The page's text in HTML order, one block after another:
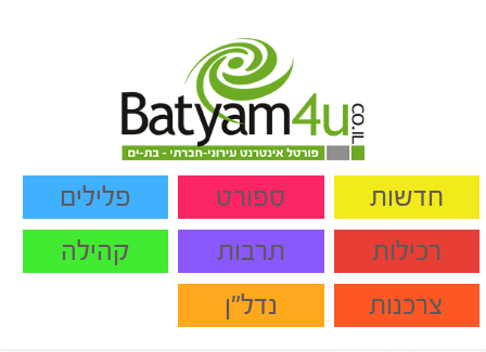
חדשות ספורט
פלילים
רכילות
תרבות
קהילה
צרכנות
נדל"ן